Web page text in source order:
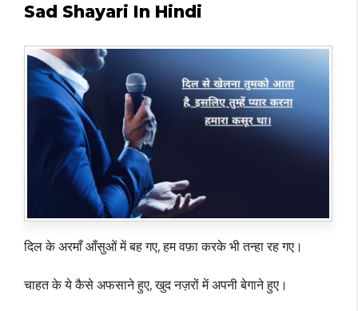
Sad Shayari In Hindi
दिल के अरमाँ आँसुओं में बह गए, हम वफ़ा करके भी तन्हा रह गए।
चाहत के ये कैसे अफसाने हुए, खुद नज़रों में अपनी बेगाने हुए।